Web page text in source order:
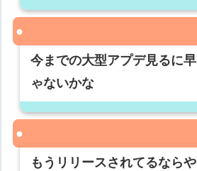
今までの大型アプデ見るに
ゃないかな
もうリリースされてるなら